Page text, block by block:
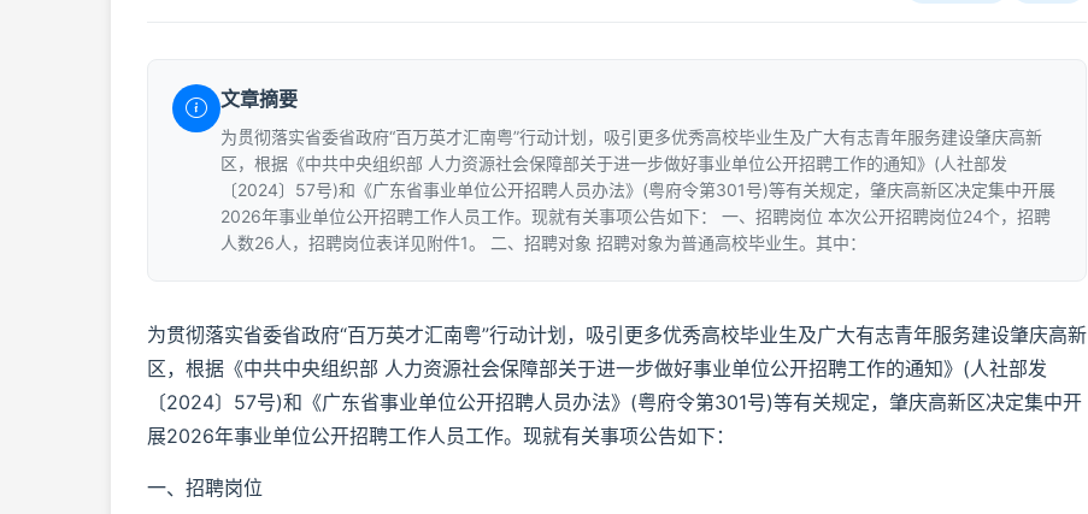
文章摘要
为贯彻落实省委省政府“百万英才汇南粤”行动计划，吸引更多优秀高校毕业生及广大有志青年服务建设肇庆高新
区，根据《中共中央组织部 人力资源社会保障部关于进一步做好事业单位公开招聘工作的通知》(人社部发
〔2024〕57号)和《广东省事业单位公开招聘人员办法》(粤府令第301号)等有关规定，肇庆高新区决定集中开展
2026年事业单位公开招聘工作人员工作。现就有关事项公告如下： 一、招聘岗位 本次公开招聘岗位24个，招聘
人数26人，招聘岗位表详见附件1。 二、招聘对象 招聘对象为普通高校毕业生。其中：
为贯彻落实省委省政府“百万英才汇南粤”行动计划，吸引更多优秀高校毕业生及广大有志青年服务建设肇庆高新
区，根据《中共中央组织部 人力资源社会保障部关于进一步做好事业单位公开招聘工作的通知》(人社部发
〔2024〕57号)和《广东省事业单位公开招聘人员办法》(粤府令第301号)等有关规定，肇庆高新区决定集中开
展2026年事业单位公开招聘工作人员工作。现就有关事项公告如下：
一、招聘岗位